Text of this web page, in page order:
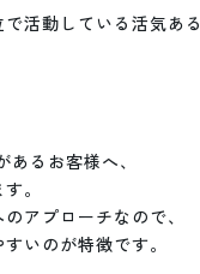
活動している活気あ
るお客様へ、
。
アプローチなので、
いのが特徴です。